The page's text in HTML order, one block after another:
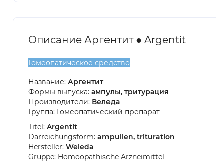
Описание Аргентит ● Argentit
Гомеопатическое средство
Название: Аргентит
Формы выпуска: ампулы, тритурация
Производители: Веледа
Группа: Гомеопатический препарат
Titel: Argentit
Darreichungsform: ampullen, trituration
Hersteller: Weleda
Gruppe: Homöopathische Arzneimittel